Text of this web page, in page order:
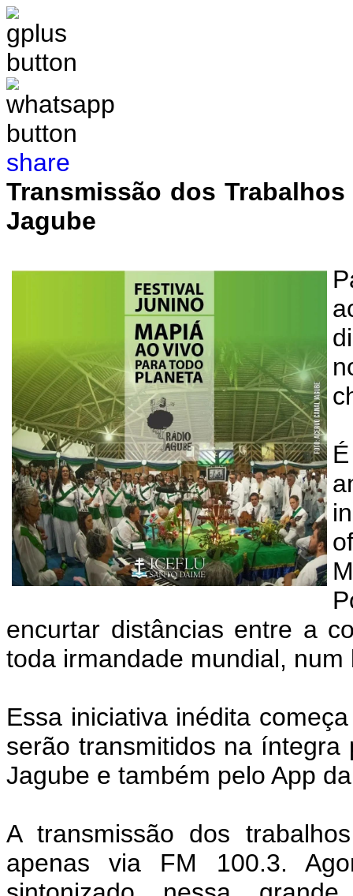
share
Transmissão dos
Jagube
encurtar distâncias entre a
toda irmandade mundial,
Essa iniciativa inédita
serão transmitidos na
Jagube e também pelo App
A transmissão dos
apenas via FM 100.3.